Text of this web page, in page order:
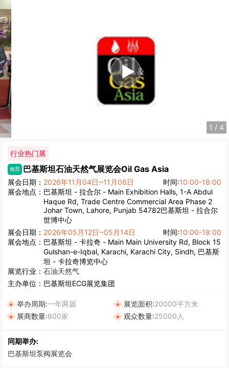
1 / 4
行业热门展
推荐 巴基斯坦石油天然气展览会Oil Gas Asia
展会日期： 2026年11月04日~11月06日 时间:10:00-18:00
展会地点： 巴基斯坦 - 拉合尔 - Main Exhibition Halls, 1-A Abdul
Haque Rd, Trade Centre Commercial Area Phase 2
Johar Town, Lahore, Punjab 54782巴基斯坦 - 拉合尔
世博中心
展会日期： 2026年05月12日~05月14日 时间:10:00-18:00
展会地点： 巴基斯坦 - 卡拉奇 - Main Main University Rd, Block 15
Gulshan-e-Iqbal, Karachi, Karachi City, Sindh, 巴基斯
坦 - 卡拉奇博览中心
展览行业： 石油天然气
主办单位： 巴基斯坦ECG展览集团
举办周期:一年两届 展览面积:20000平方米
展商数量:800家 观众数量:25000人
同期举办:
巴基斯坦泵阀展览会